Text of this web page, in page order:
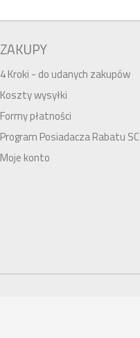
ZAKUPY
4 Kroki - do udanych zakupów
Koszty wysyłki
Formy płatności
Program Posiadacza Rabatu SC
Moje konto